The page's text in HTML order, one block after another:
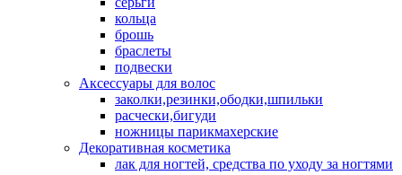
кольца
брошь
браслеты
подвески
Аксессуары для волос
заколки,резинки,ободки,шпильки
расчески,бигуди
ножницы парикмахерские
Декоративная косметика
лак для ногтей, средства по уходу за ногтями